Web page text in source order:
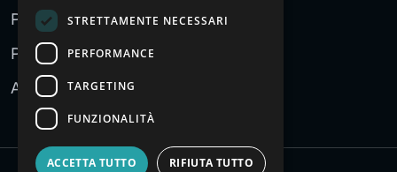
Persone
Partner
Approccio all'AI
CHINESE (SIMPLIFIED)
STRETTAMENTE NECESSARI
PERFORMANCE
TARGETING
FUNZIONALITÀ
ACCETTA TUTTO RIFIUTA TUTTO